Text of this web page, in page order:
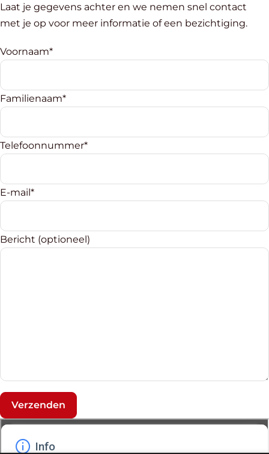
Laat je gegevens achter en we nemen snel contact
met je op voor meer informatie of een bezichtiging.
Voornaam*
Familienaam*
Telefoonnummer*
E-mail*
Bericht (optioneel)